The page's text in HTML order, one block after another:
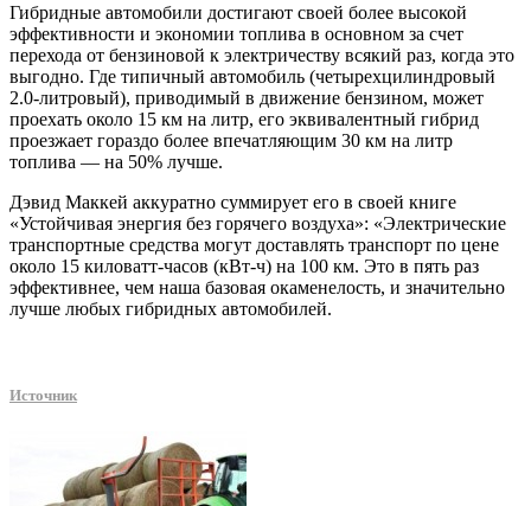
Гибридные автомобили достигают своей более высокой
эффективности и экономии топлива в основном за счет
перехода от бензиновой к электричеству всякий раз, когда это
выгодно. Где типичный автомобиль (четырехцилиндровый
2.0-литровый), приводимый в движение бензином, может
проехать около 15 км на литр, его эквивалентный гибрид
проезжает гораздо более впечатляющим 30 км на литр
топлива — на 50% лучше.
Дэвид Маккей аккуратно суммирует его в своей книге
«Устойчивая энергия без горячего воздуха»: «Электрические
транспортные средства могут доставлять транспорт по цене
около 15 киловатт-часов (кВт-ч) на 100 км. Это в пять раз
эффективнее, чем наша базовая окаменелость, и значительно
лучше любых гибридных автомобилей.
Источник